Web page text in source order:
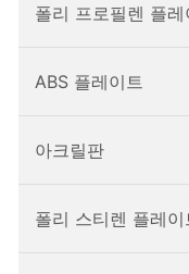
폴리 프로필렌 플레
ABS 플레이트
아크릴판
폴리 스티렌 플레이